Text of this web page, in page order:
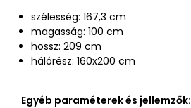
szélesség: 167,3 cm
magasság: 100 cm
hossz: 209 cm
hálórész: 160x200 cm
Egyéb paraméterek és jellemzők: